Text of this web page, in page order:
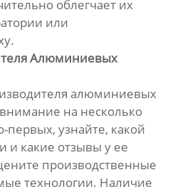
облегчает их
или
Алюминиевых
алюминиевых
на несколько
узнайте, какой
и какие отзывы у ее
производственные
технологии. Наличие